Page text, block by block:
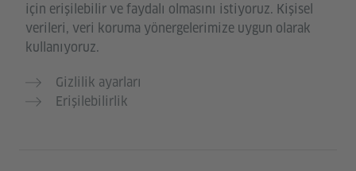
için erişilebilir ve faydalı olmasını istiyoruz. Kişisel
verileri, veri koruma yönergelerimize uygun olarak
kullanıyoruz.
Gizlilik ayarları
Erişilebilirlik